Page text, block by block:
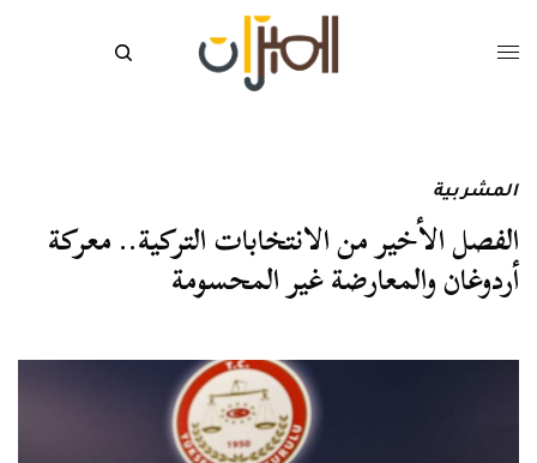
المشربية
الفصل الأخير من الانتخابات التركية.. معركة
أردوغان والمعارضة غير المحسومة